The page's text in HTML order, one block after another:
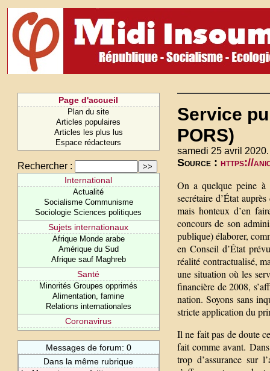
Page d'accueil
Plan du site
Articles populaires
Articles les plus lus
Espace rédacteurs
Rechercher :
International
Actualité
Socialisme Communisme
Sociologie Sciences politiques
Sujets internationaux
Afrique Monde arabe
Amérique du Sud
Afrique sauf Maghreb
Santé
Minorités Groupes opprimés
Alimentation, famine
Relations internationales
Coronavirus
Messages de forum: 0
Dans la même rubrique
Service
PORS)
samedi 25 avril 2020.
Source : https://
On a quelque peine à
secrétaire d’État
mais honteux d’en
concours de son
publique) élaborer,
en Conseil d’État
réalité contractualisé,
une situation où les
financière de 2008,
nation. Soyons sans
stricte application du
Il ne fait pas de doute
fait comme avant.
trop d’assurance sur